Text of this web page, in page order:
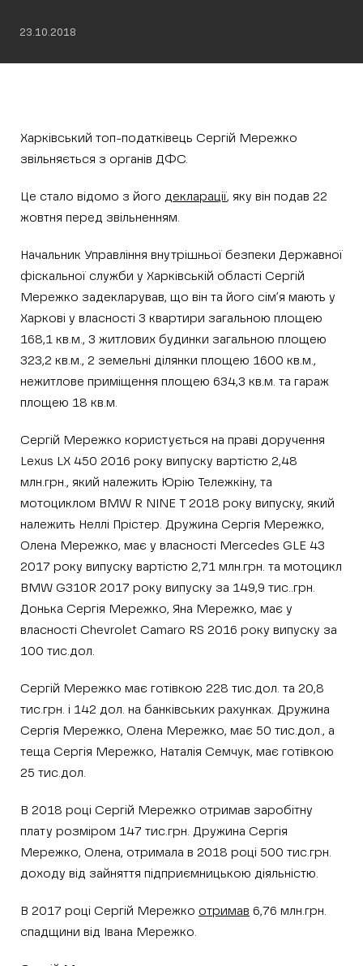
23.10.2018
Харківський топ-податківець Сергій Мережко
звільняється з органів ДФС.
Це стало відомо з його декларації, яку він подав 22
жовтня перед звільненням.
Начальник Управління внутрішньої безпеки Державної
фіскальної служби у Харківській області Сергій
Мережко задекларував, що він та його сім’я мають у
Харкові у власності 3 квартири загальною площею
168,1 кв.м., 3 житлових будинки загальною площею
323,2 кв.м., 2 земельні ділянки площею 1600 кв.м.,
нежитлове приміщення площею 634,3 кв.м. та гараж
площею 18 кв.м.
Сергій Мережко користується на праві доручення
Lexus LX 450 2016 року випуску вартістю 2,48
млн.грн., який належить Юрію Тележкіну, та
мотоциклом BMW R NINE T 2018 року випуску, який
належить Неллі Прістер. Дружина Сергія Мережко,
Олена Мережко, має у власності Mercedes GLE 43
2017 року випуску вартістю 2,71 млн.грн. та мотоцикл
BMW G310R 2017 року випуску за 149,9 тис..грн.
Донька Сергія Мережко, Яна Мережко, має у
власності Chevrolet Camaro RS 2016 року випуску за
100 тис.дол.
Сергій Мережко має готівкою 228 тис.дол. та 20,8
тис.грн. і 142 дол. на банківських рахунках. Дружина
Сергія Мережко, Олена Мережко, має 50 тис.дол., а
теща Сергія Мережко, Наталія Семчук, має готівкою
25 тис.дол.
В 2018 році Сергій Мережко отримав заробітну
плату розміром 147 тис.грн. Дружина Сергія
Мережко, Олена, отримала в 2018 році 500 тис.грн.
доходу від зайняття підприємницькою діяльністю.
В 2017 році Сергій Мережко отримав 6,76 млн.грн.
спадщини від Івана Мережко.